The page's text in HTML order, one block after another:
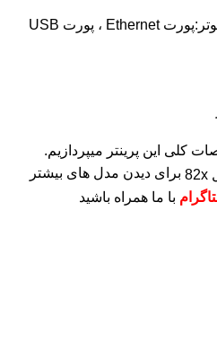
نوع پورت ارتباط به کامپیوتر:پورت Ethernet ، پورت USB
کلی این پرینتر میپردازیم.
برای دیدن مدل های بیشتر
با ما همراه باشید